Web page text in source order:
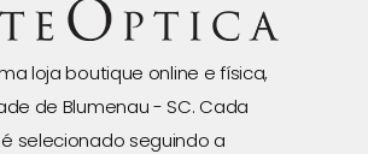
loja boutique online e física,
de Blumenau - SC. Cada
selecionado seguindo a